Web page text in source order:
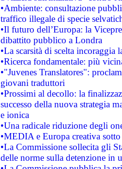
•Ambiente: consultazione
traffico illegale di specie
•Il futuro dell’Europa: la
dibattito pubblico a Londra
•La scarsità di scelta
•Ricerca fondamentale: più
•"Juvenes Translatores":
giovani traduttori
•Prossimi al decollo: la
successo della nuova strategia
e ionica
•Una radicale riduzione degli
•MEDIA e Europa creativa
•La Commissione sollecita gli
delle norme sulla detenzione in